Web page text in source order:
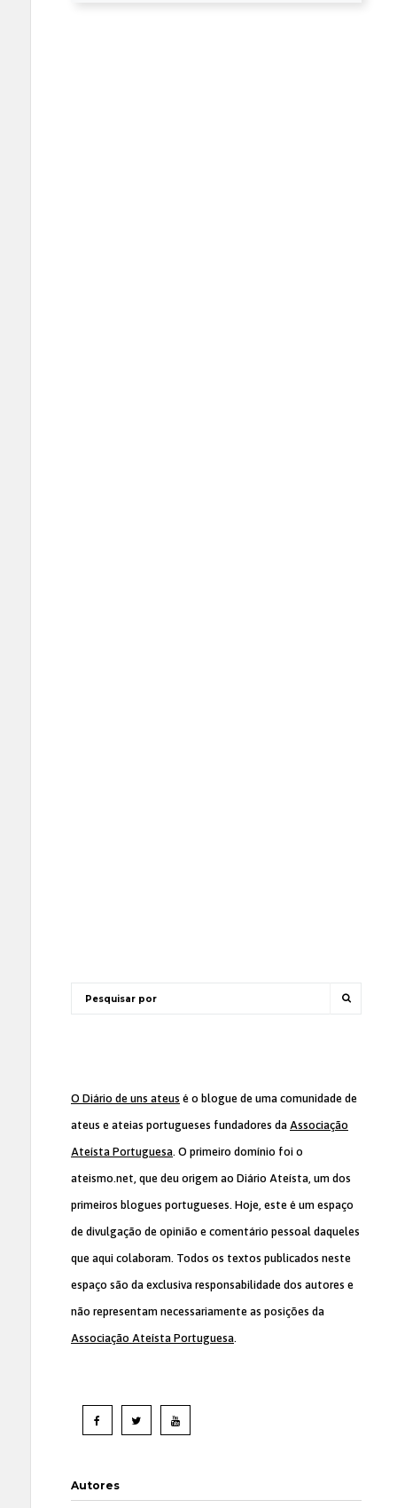
O Diário de uns ateus é o blogue de uma comunidade de
ateus e ateias portugueses fundadores da Associação
Ateísta Portuguesa. O primeiro domínio foi o
ateismo.net, que deu origem ao Diário Ateísta, um dos
primeiros blogues portugueses. Hoje, este é um espaço
de divulgação de opinião e comentário pessoal daqueles
que aqui colaboram. Todos os textos publicados neste
espaço são da exclusiva responsabilidade dos autores e
não representam necessariamente as posições da
Associação Ateísta Portuguesa.
Autores